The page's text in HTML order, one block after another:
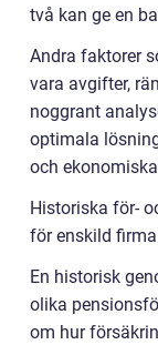
två kan ge en
Andra faktorer
vara avgifter,
noggrant
optimala
och
Historiska för-
för enskild firma
En historisk
olika
om hur